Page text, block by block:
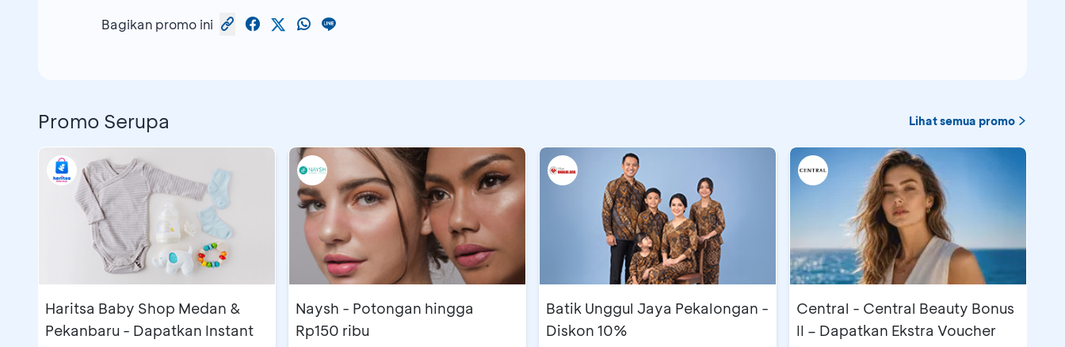
Nama Store
Vans Beachwalk Bali Bali Beackwalk Bali, L2 - 20, 21-22
Vans Pentacity Balikpapan Balikpapan Pentacity Balikpapan, UG-01
Vans Summarecon Bandung Bandung Summarecon Bandung, GF-880
Vans PVJ Paris van Java, RL-B-36
Bagikan promo ini
Promo Serupa Lihat semua promo
Haritsa Baby Shop Medan &
Pekanbaru - Dapatkan Instant
Naysh - Potongan hingga
Rp150 ribu
Batik Unggul Jaya Pekalongan -
Diskon 10%
Central - Central Beauty Bonus
II – Dapatkan Ekstra Voucher